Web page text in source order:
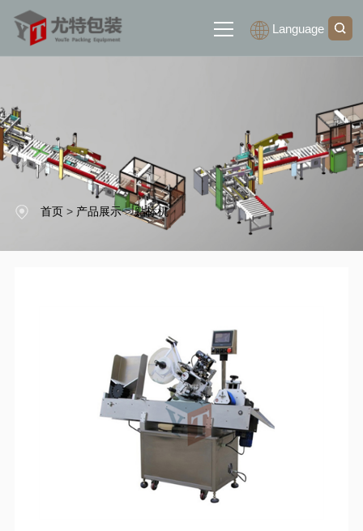
Language
产品展示
新闻中心
首页> 产品展示>贴标机